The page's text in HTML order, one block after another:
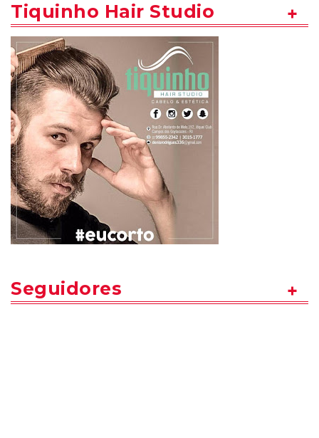
Tiquinho Hair Studio
Seguidores